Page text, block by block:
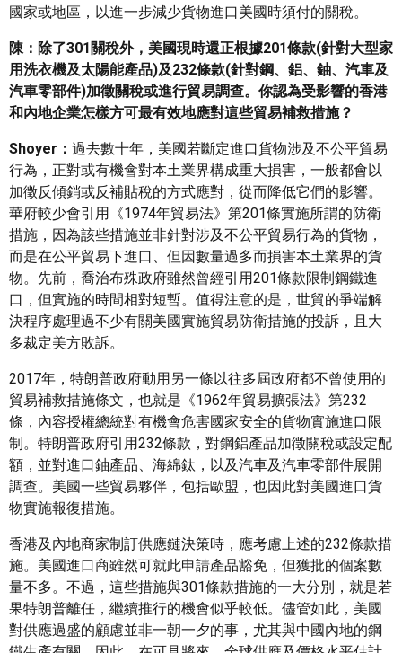
國家或地區，以進一步減少貨物進口美國時須付的關稅。
陳：除了301關稅外，美國現時還正根據201條款(針對大型家
用洗衣機及太陽能產品)及232條款(針對鋼、鋁、鈾、汽車及
汽車零部件)加徵關稅或進行貿易調查。你認為受影響的香港
和內地企業怎樣方可最有效地應對這些貿易補救措施？
Shoyer： 過去數十年，美國若斷定進口貨物涉及不公平貿易
行為，正對或有機會對本土業界構成重大損害，一般都會以
加徵反傾銷或反補貼稅的方式應對，從而降低它們的影響。
華府較少會引用《1974年貿易法》第201條實施所謂的防衛
措施，因為該些措施並非針對涉及不公平貿易行為的貨物，
而是在公平貿易下進口、但因數量過多而損害本土業界的貨
物。先前，喬治布殊政府雖然曾經引用201條款限制鋼鐵進
口，但實施的時間相對短暫。值得注意的是，世貿的爭端解
決程序處理過不少有關美國實施貿易防衛措施的投訴，且大
多裁定美方敗訴。
2017年，特朗普政府動用另一條以往多屆政府都不曾使用的
貿易補救措施條文，也就是《1962年貿易擴張法》第232
條，內容授權總統對有機會危害國家安全的貨物實施進口限
制。特朗普政府引用232條款，對鋼鋁產品加徵關稅或設定配
額，並對進口鈾產品、海綿鈦，以及汽車及汽車零部件展開
調查。美國一些貿易夥伴，包括歐盟，也因此對美國進口貨
物實施報復措施。
香港及內地商家制訂供應鏈決策時，應考慮上述的232條款措
施。美國進口商雖然可就此申請產品豁免，但獲批的個案數
量不多。不過，這些措施與301條款措施的一大分別，就是若
果特朗普離任，繼續推行的機會似乎較低。儘管如此，美國
對供應過盛的顧慮並非一朝一夕的事，尤其與中國內地的鋼